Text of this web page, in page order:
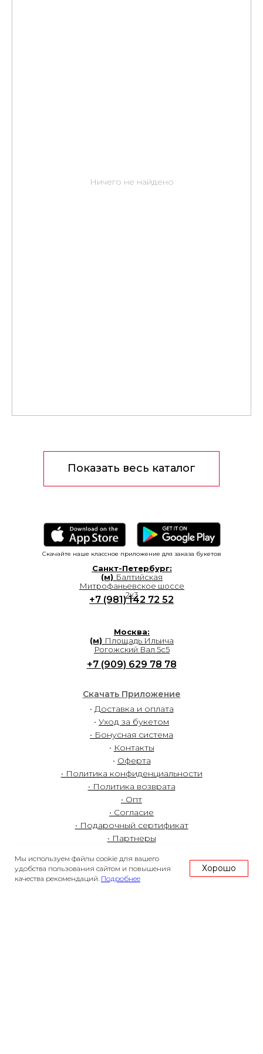
Ничего не найдено
Показать весь каталог
• Доставка и оплата
• Уход за букетом
• Бонусная система
• Контакты
• Оферта
• Политика конфиденциальности
• Политика возврата
• Опт
• Согласие
• Подарочный сертификат
• Партнеры
+7 (909) 629 78 78
Санкт-Петербург:
(м) Балтийская
Митрофаньевское шоссе
2к3
Скачать Приложение
+7 (981) 142 72 52
Москва:
(м) Площадь Ильича
Рогожский Вал 5с5
Скачайте наше классное приложение для заказа букетов
Мы используем файлы cookie для вашего
удобства пользования сайтом и повышения
качества рекомендаций. Подробнее
Хорошо